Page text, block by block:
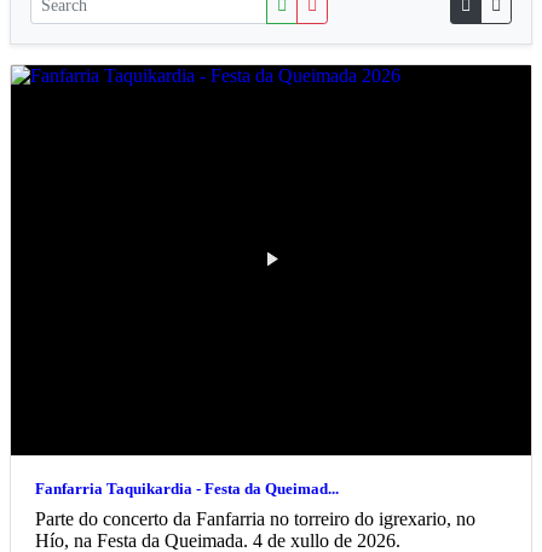
Fanfarria Taquikardia - Festa da Queimad...
Parte do concerto da Fanfarria no torreiro do igrexario, no
Hío, na Festa da Queimada. 4 de xullo de 2026.